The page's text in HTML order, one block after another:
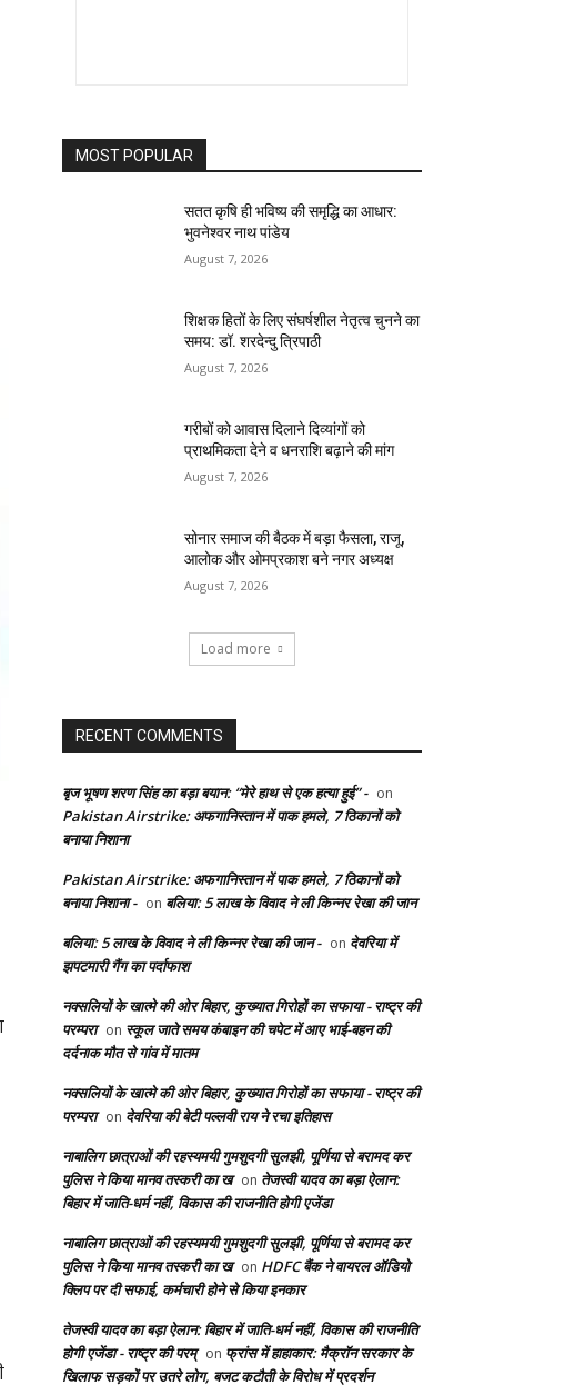
MOST POPULAR
सतत कृषि ही भविष्य की समृद्धि का आधार:
भुवनेश्वर नाथ पांडेय
August 7, 2026
शिक्षक हितों के लिए संघर्षशील नेतृत्व चुनने का
समय: डॉ. शरदेन्दु त्रिपाठी
August 7, 2026
गरीबों को आवास दिलाने दिव्यांगों को
प्राथमिकता देने व धनराशि बढ़ाने की मांग
August 7, 2026
सोनार समाज की बैठक में बड़ा फैसला, राजू,
आलोक और ओमप्रकाश बने नगर अध्यक्ष
August 7, 2026
Load more
RECENT COMMENTS
बृज भूषण शरण सिंह का बड़ा बयान: “मेरे हाथ से एक हत्या हुई” - on
Pakistan Airstrike: अफगानिस्तान में पाक हमले, 7 ठिकानों को
बनाया निशाना
Pakistan Airstrike: अफगानिस्तान में पाक हमले, 7 ठिकानों को
बनाया निशाना - on बलिया: 5 लाख के विवाद ने ली किन्नर रेखा की जान
बलिया: 5 लाख के विवाद ने ली किन्नर रेखा की जान - on देवरिया में
झपटमारी गैंग का पर्दाफाश
नक्सलियों के खात्मे की ओर बिहार, कुख्यात गिरोहों का सफाया - राष्ट्र की
परम्परा on स्कूल जाते समय कंबाइन की चपेट में आए भाई-बहन की
दर्दनाक मौत से गांव में मातम
नक्सलियों के खात्मे की ओर बिहार, कुख्यात गिरोहों का सफाया - राष्ट्र की
परम्परा on देवरिया की बेटी पल्लवी राय ने रचा इतिहास
नाबालिग छात्राओं की रहस्यमयी गुमशुदगी सुलझी, पूर्णिया से बरामद कर
पुलिस ने किया मानव तस्करी का ख on तेजस्वी यादव का बड़ा ऐलान:
बिहार में जाति-धर्म नहीं, विकास की राजनीति होगी एजेंडा
नाबालिग छात्राओं की रहस्यमयी गुमशुदगी सुलझी, पूर्णिया से बरामद कर
पुलिस ने किया मानव तस्करी का ख on HDFC बैंक ने वायरल ऑडियो
क्लिप पर दी सफाई, कर्मचारी होने से किया इनकार
तेजस्वी यादव का बड़ा ऐलान: बिहार में जाति-धर्म नहीं, विकास की राजनीति
होगी एजेंडा - राष्ट्र की परम् on फ्रांस में हाहाकार: मैक्रॉन सरकार के
खिलाफ सड़कों पर उतरे लोग, बजट कटौती के विरोध में प्रदर्शन